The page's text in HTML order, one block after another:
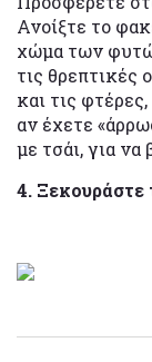
Ανοίξτε το
χώμα των
τις θρεπτικές
και τις
αν έχετε
με τσάι, για
4. Ξεκουράστε